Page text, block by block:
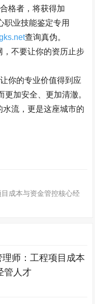
格者，将获得加
职业技能鉴定专用
查询真伪。
不要让你的资历止步
你的专业价值得到应
加安全、更加清澈。
流，更是这座城市的
成本与资金管控核心经
师：工程项目成本
管人才